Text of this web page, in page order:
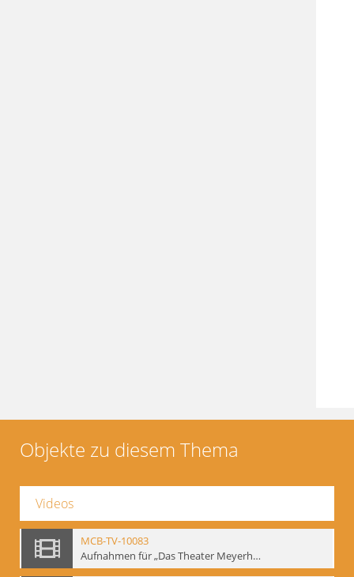
Objekte zu diesem Thema
Videos
MCB-TV-10083
Aufnahmen für „Das Theater Meyerholds und die Biomechanik“ (1). Demonstration der Etüde „Die Ohrfeige“ in verschiedenen Variationen, Ausschnitt 1 - Interne Signatur: BM-vid-1_A1